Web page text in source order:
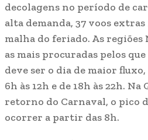
decolagens no período de
alta demanda, 37 voos
malha do feriado. As regiões
as mais procuradas pelos
deve ser o dia de maior
6h às 12h e de 18h às 22h.
retorno do Carnaval, o pico
ocorrer a partir das 8h.